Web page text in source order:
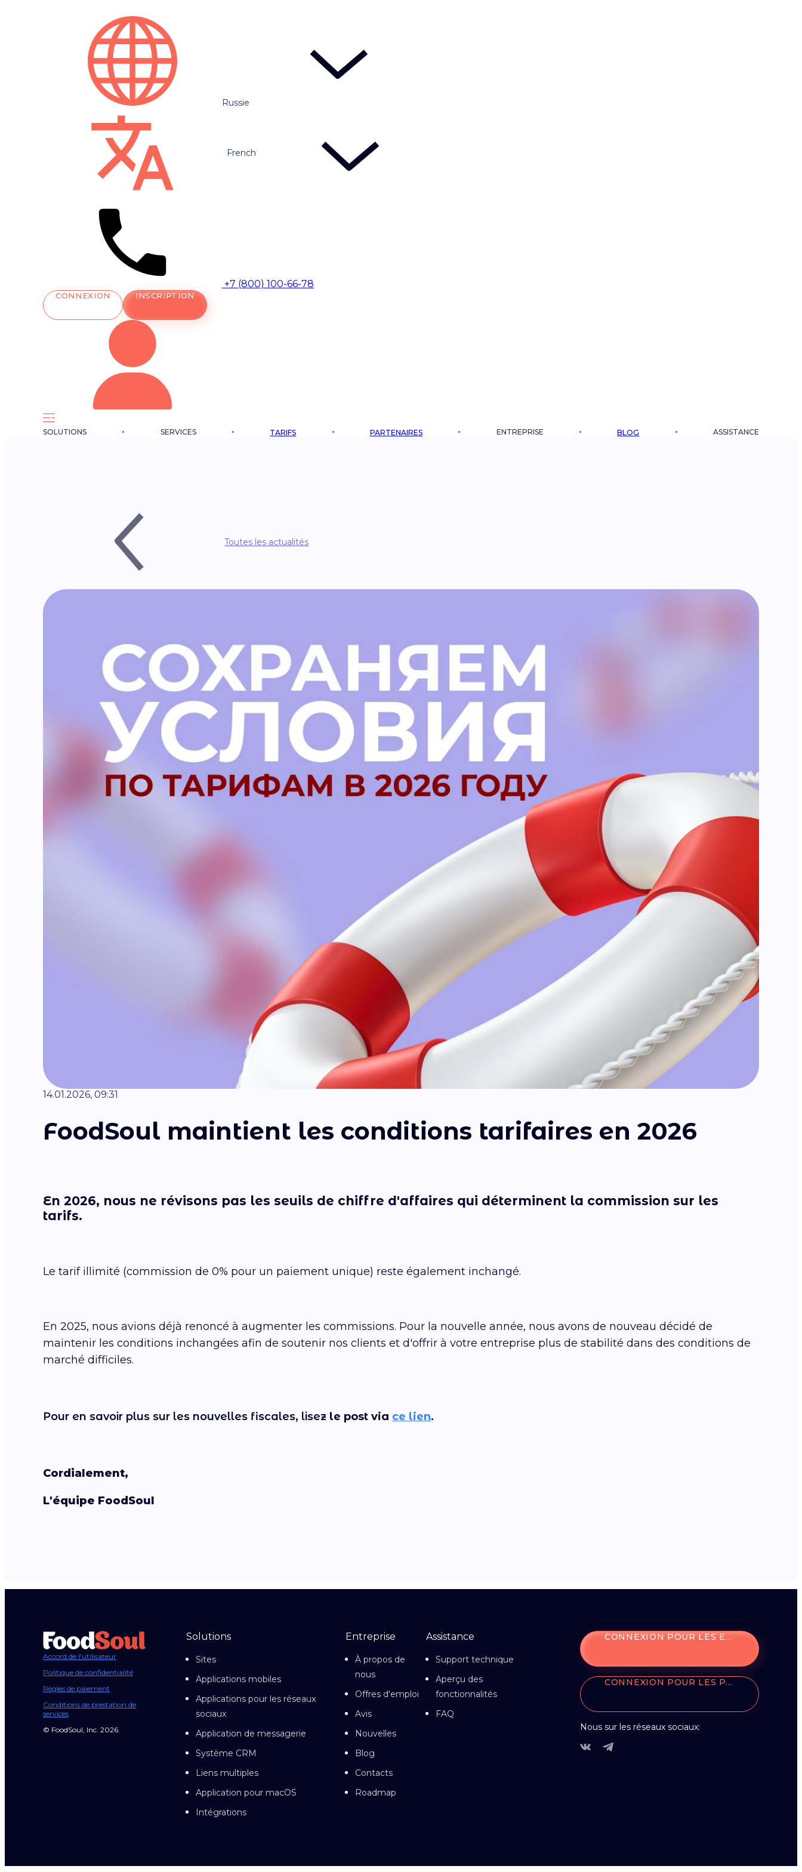
Russie
French
+7 (800) 100-66-78
CONNEXION INSCRIPTION
SOLUTIONS SERVICES TARIFS PARTENAIRES ENTREPRISE BLOG ASSISTANCE
Toutes les actualités
14.01.2026, 09:31
FoodSoul maintient les conditions tarifaires en 2026
En 2026, nous ne révisons pas les seuils de chiffre d'affaires qui déterminent la commission sur les
tarifs.
Le tarif illimité (commission de 0% pour un paiement unique) reste également inchangé.
En 2025, nous avions déjà renoncé à augmenter les commissions. Pour la nouvelle année, nous avons de nouveau décidé de
maintenir les conditions inchangées afin de soutenir nos clients et d'offrir à votre entreprise plus de stabilité dans des conditions de
marché difficiles.
Pour en savoir plus sur les nouvelles fiscales, lisez le post via ce lien.
Cordialement,
L'équipe FoodSoul
Accord de l'utilisateur
Politique de confidentialité
Règles de paiement
Conditions de prestation de
services
© FoodSoul, Inc. 2026.
Solutions
Sites
Applications mobiles
Applications pour les réseaux
sociaux
Application de messagerie
Système CRM
Liens multiples
Application pour macOS
Intégrations
Entreprise
À propos de
nous
Offres d'emploi
Avis
Nouvelles
Blog
Contacts
Roadmap
Assistance
Support technique
Aperçu des
fonctionnalités
FAQ
CONNEXION POUR LES ENTREPRISES
CONNEXION POUR LES PARTENAIRES
Nous sur les réseaux sociaux: